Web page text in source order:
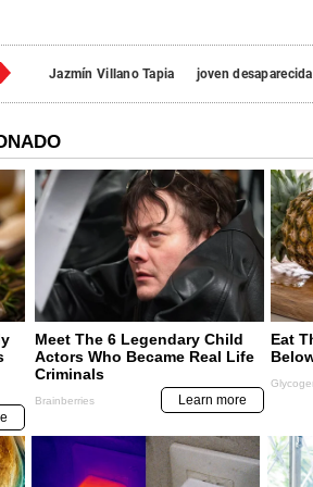
Jazmín Villano Tapia joven desaparecida